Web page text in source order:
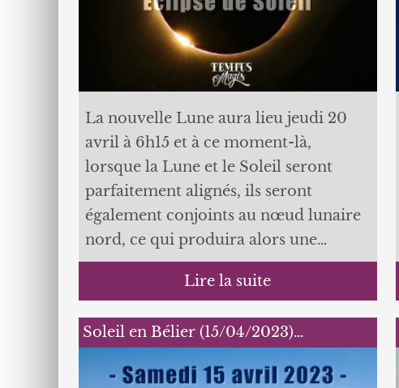
La nouvelle Lune aura lieu jeudi 20
avril à 6h15 et à ce moment-là,
lorsque la Lune et le Soleil seront
parfaitement alignés, ils seront
également conjoints au nœud lunaire
nord, ce qui produira alors une…
Lire la suite
Soleil en Bélier (15/04/2023)…